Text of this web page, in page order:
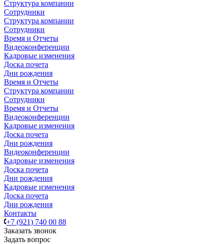
Структура компании
Сотрудники
Структура компании
Сотрудники
Время и Отчеты
Видеоконференции
Кадровые изменения
Доска почета
Дни рождения
Время и Отчеты
Структура компании
Сотрудники
Время и Отчеты
Видеоконференции
Кадровые изменения
Доска почета
Дни рождения
Видеоконференции
Кадровые изменения
Доска почета
Дни рождения
Кадровые изменения
Доска почета
Дни рождения
Контакты
+7 (921) 740 00 88
Заказать звонок
Задать вопрос